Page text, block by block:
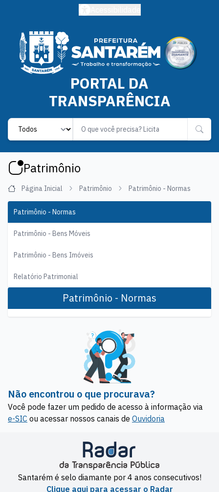
PORTAL DA
TRANSPARÊNCIA
Label
Patrimônio
Página Inicial Patrimônio Patrimônio - Normas
Patrimônio - Normas
Patrimônio - Bens Móveis
Patrimônio - Bens Imóveis
Relatório Patrimonial
Patrimônio - Normas
Não encontrou o que procurava?
Você pode fazer um pedido de acesso à informação via
e-SIC ou acessar nossos canais de Ouvidoria
Santarém é selo diamante por 4 anos consecutivos!
Clique aqui para acessar o Radar